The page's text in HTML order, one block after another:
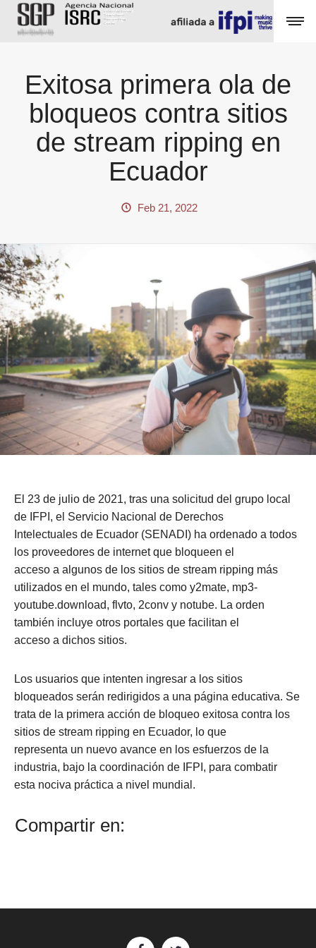
Exitosa primera ola de
bloqueos contra sitios
de stream ripping en
Ecuador
Feb 21, 2022
Compartir en:
El 23 de julio de 2021, tras una solicitud del grupo local
de IFPI, el Servicio Nacional de Derechos
Intelectuales de Ecuador (SENADI) ha ordenado a todos
los proveedores de internet que bloqueen el
acceso a algunos de los sitios de stream ripping más
utilizados en el mundo, tales como y2mate, mp3-
youtube.download, flvto, 2conv y notube. La orden
también incluye otros portales que facilitan el
acceso a dichos sitios.
Los usuarios que intenten ingresar a los sitios
bloqueados serán redirigidos a una página educativa. Se
trata de la primera acción de bloqueo exitosa contra los
sitios de stream ripping en Ecuador, lo que
representa un nuevo avance en los esfuerzos de la
industria, bajo la coordinación de IFPI, para combatir
esta nociva práctica a nivel mundial.